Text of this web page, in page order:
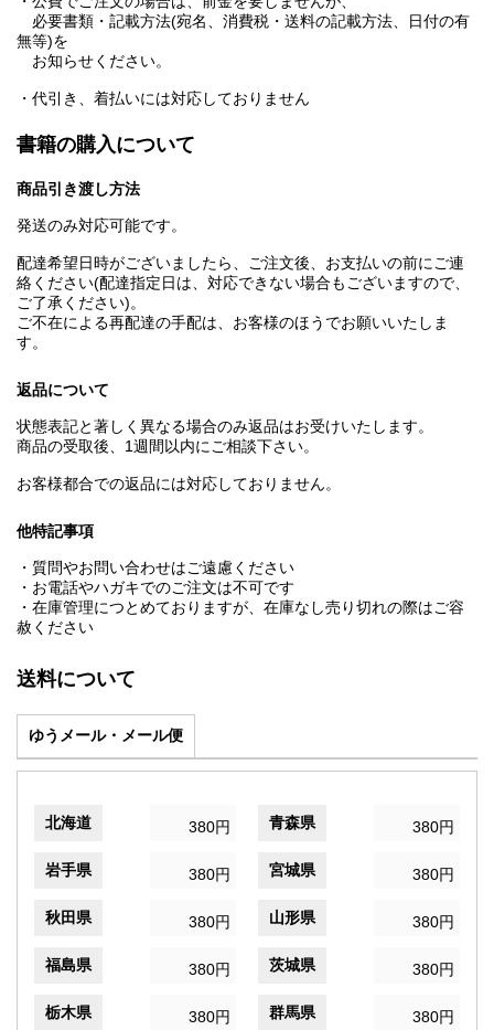
必要書類・記載方法(宛名、消費税・送料の記載方法、日付の有
無等)を
お知らせください。
・代引き、着払いには対応しておりません
書籍の購入について
商品引き渡し方法
発送のみ対応可能です。
配達希望日時がございましたら、ご注文後、お支払いの前にご連
絡ください(配達指定日は、対応できない場合もございますので、
ご了承ください)。
ご不在による再配達の手配は、お客様のほうでお願いいたしま
す。
返品について
状態表記と著しく異なる場合のみ返品はお受けいたします。
商品の受取後、1週間以内にご相談下さい。
お客様都合での返品には対応しておりません。
他特記事項
・質問やお問い合わせはご遠慮ください
・お電話やハガキでのご注文は不可です
・在庫管理につとめておりますが、在庫なし売り切れの際はご容
赦ください
送料について
ゆうメール・メール便
北海道 380円 青森県 380円
岩手県 380円 宮城県 380円
秋田県 380円 山形県 380円
福島県 380円 茨城県 380円
栃木県 380円 群馬県 380円